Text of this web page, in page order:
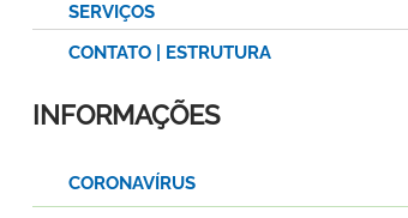
SERVIÇOS
CONTATO | ESTRUTURA
INFORMAÇÕES
CORONAVÍRUS